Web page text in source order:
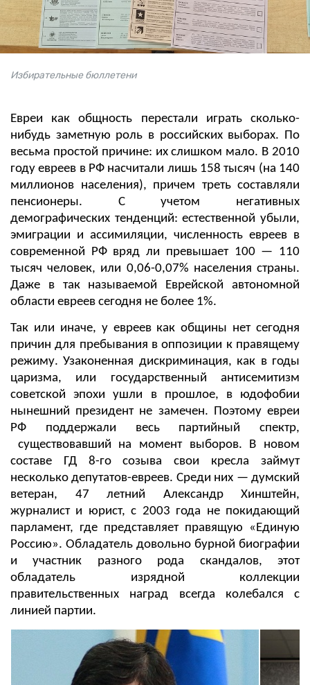
Избирательные бюллетени
Евреи как общность перестали играть сколько-
нибудь заметную роль в российских выборах. По
весьма простой причине: их слишком мало. В 2010
году евреев в РФ насчитали лишь 158 тысяч (на 140
миллионов населения), причем треть составляли
пенсионеры. С учетом негативных
демографических тенденций: естественной убыли,
эмиграции и ассимиляции, численность евреев в
современной РФ вряд ли превышает 100 — 110
тысяч человек, или 0,06-0,07% населения страны.
Даже в так называемой Еврейской автономной
области евреев сегодня не более 1%.
Так или иначе, у евреев как общины нет сегодня
причин для пребывания в оппозиции к правящему
режиму. Узаконенная дискриминация, как в годы
царизма, или государственный антисемитизм
советской эпохи ушли в прошлое, в юдофобии
нынешний президент не замечен. Поэтому евреи
РФ поддержали весь партийный спектр,
существовавший на момент выборов. В новом
составе ГД 8-го созыва свои кресла займут
несколько депутатов-евреев. Среди них — думский
ветеран, 47 летний Александр Хинштейн,
журналист и юрист, с 2003 года не покидающий
парламент, где представляет правящую «Единую
Россию». Обладатель довольно бурной биографии
и участник разного рода скандалов, этот
обладатель изрядной коллекции
правительственных наград всегда колебался с
линией партии.